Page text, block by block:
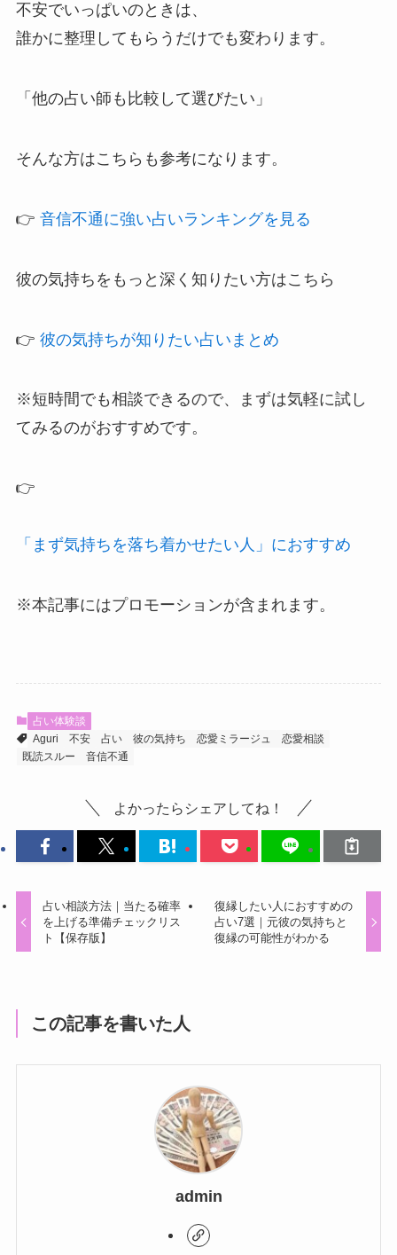
不安でいっぱいのときは、
誰かに整理してもらうだけでも変わります。
「他の占い師も比較して選びたい」
そんな方はこちらも参考になります。
👉 音信不通に強い占いランキングを見る
彼の気持ちをもっと深く知りたい方はこちら
👉 彼の気持ちが知りたい占いまとめ
※短時間でも相談できるので、まずは気軽に試し
てみるのがおすすめです。
👉
「まず気持ちを落ち着かせたい人」におすすめ
※本記事にはプロモーションが含まれます。
占い体験談
Aguri
不安 占い 彼の気持ち 恋愛ミラージュ
恋愛相談
既読スルー
音信不通
よかったらシェアしてね！
占い相談方法｜当たる確率
を上げる準備チェックリス
ト【保存版】
復縁したい人におすすめの
占い7選｜元彼の気持ちと
復縁の可能性がわかる
この記事を書いた人
admin